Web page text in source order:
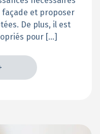
façade et proposer
De plus, il est
pour […]